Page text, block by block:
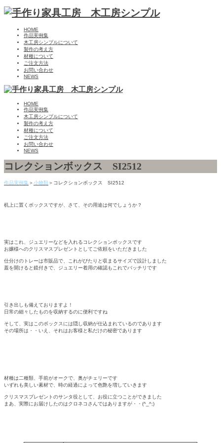
HOME
作品実例集
木工房シンプルについて
製作の考え方
材種について
ご注文方法
お問い合わせ
NEWS
HOME
作品実例集
木工房シンプルについて
製作の考え方
材種について
ご注文方法
お問い合わせ
NEWS
コレクションボックス SI2512
作品実例集＞小物類 ＞コレクションボックス SI2512
机上に置くボックスですが、さて、その用途は何でしょうか？
実はこれ、ジュエリーなどを入れるコレクションボックスです
お嬢様へのクリスマスプレゼントとしてご依頼をいただきました
仕分けのトレーは市販品で、これがぴたりと収まるサイズで設計しました
蓋を開けると鏡付きで、ジュエリー着用の確認もこれでバッチリです
引き出しも備えておりますよ！
日常の細々したものを収納するのに便利ですね
そして、実はこのボックスには隠し収納が仕込まれているのであります
その場所は・・いえ、それはお客様と私だけの秘密であります
材種は二種類、手前がオークで、奥がチェリーです
いずれも美しい素材で、時の経過によって色艶を増していきます
クリスマスプレゼントのサンタ役として、お役に立つことができました
まあ、実際にお届けしたのはクロネコさんではありますが・・(^_^;)